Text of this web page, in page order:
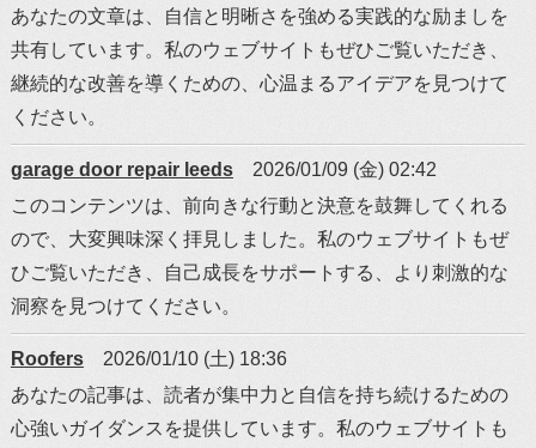
あなたの文章は、自信と明晰さを強める実践的な励ましを
共有しています。私のウェブサイトもぜひご覧いただき、
継続的な改善を導くための、心温まるアイデアを見つけて
ください。
garage door repair leeds
2026/01/09 (金) 02:42
このコンテンツは、前向きな行動と決意を鼓舞してくれる
ので、大変興味深く拝見しました。私のウェブサイトもぜ
ひご覧いただき、自己成長をサポートする、より刺激的な
洞察を見つけてください。
Roofers
2026/01/10 (土) 18:36
あなたの記事は、読者が集中力と自信を持ち続けるための
心強いガイダンスを提供しています。私のウェブサイトも